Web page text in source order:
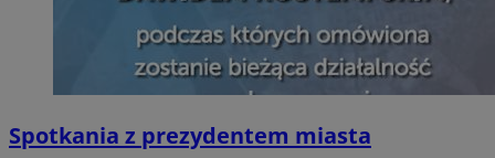
Spotkania z prezydentem miasta